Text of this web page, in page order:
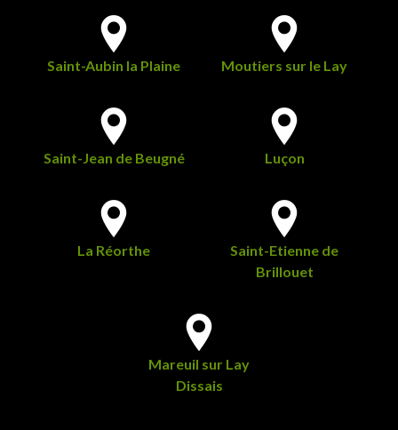
Saint-Aubin la Plaine Moutiers sur le Lay
Saint-Jean de Beugné Luçon
La Réorthe
Saint-Etienne de
Brillouet
Mareuil sur Lay
Dissais